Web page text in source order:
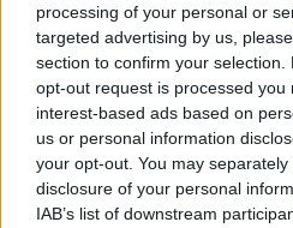
processing of your personal or
targeted advertising by us,
section to confirm your
opt-out request is processed you
interest-based ads based on
us or personal information
your opt-out. You may
disclosure of your personal
IAB’s list of downstream
"Sokan fel vannak háborodva, ha a
mászkálnak. Pedig csak napi 10
kell. Vagy nem?" - teszi fel a kérdést
történelemtanár, vagyis Jocó bácsi.
Közoktatás
Eduline